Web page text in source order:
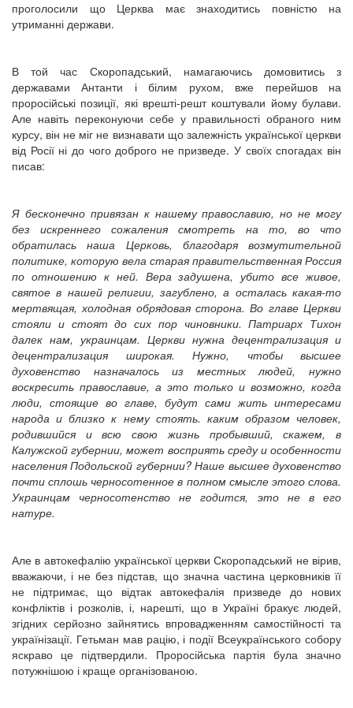
проголосили що Церква має знаходитись повністю на
утриманні держави.
В той час Скоропадський, намагаючись домовитись з
державами Антанти і білим рухом, вже перейшов на
проросійські позиції, які врешті-решт коштували йому булави.
Але навіть переконуючи себе у правильності обраного ним
курсу, він не міг не визнавати що залежність української церкви
від Росії ні до чого доброго не призведе. У своїх спогадах він
писав:
Я бесконечно привязан к нашему православию, но не могу
без искреннего сожаления смотреть на то, во что
обратилась наша Церковь, благодаря возмутительной
политике, которую вела старая правительственная Россия
по отношению к ней. Вера задушена, убито все живое,
святое в нашей религии, загублено, а осталась какая-то
мертвящая, холодная обрядовая сторона. Во главе Церкви
стояли и стоят до сих пор чиновники. Патриарх Тихон
далек нам, украинцам. Церкви нужна децентрализация и
децентрализация широкая. Нужно, чтобы высшее
духовенство назначалось из местных людей, нужно
воскресить православие, а это только и возможно, когда
люди, стоящие во главе, будут сами жить интересами
народа и близко к нему стоять. каким образом человек,
родившийся и всю свою жизнь пробывший, скажем, в
Калужской губернии, может восприять среду и особенности
населения Подольской губернии? Наше высшее духовенство
почти сплошь черносотенное в полном смысле этого слова.
Украинцам черносотенство не годится, это не в его
натуре.
Але в автокефалію української церкви Скоропадський не вірив,
вважаючи, і не без підстав, що значна частина церковників її
не підтримає, що відтак автокефалія призведе до нових
конфліктів і розколів, і, нарешті, що в Україні бракує людей,
згідних серйозно зайнятись впровадженням самостійності та
українізації. Гетьман мав рацію, і події Всеукраїнського собору
яскраво це підтвердили. Проросійська партія була значно
потужнішою і краще організованою.